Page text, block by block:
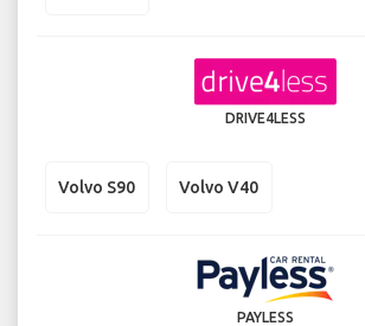
DRIVE4LESS
Volvo S90 Volvo V40
PAYLESS